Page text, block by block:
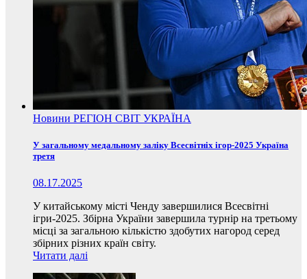
Новини РЕГІОН СВІТ УКРАЇНА
У загальному медальному заліку Всесвітніх ігор-2025 Україна
третя
08.17.2025
У китайському місті Ченду завершилися Всесвітні
ігри-2025. Збірна України завершила турнір на третьому
місці за загальною кількістю здобутих нагород серед
збірних різних країн світу.
Читати далі